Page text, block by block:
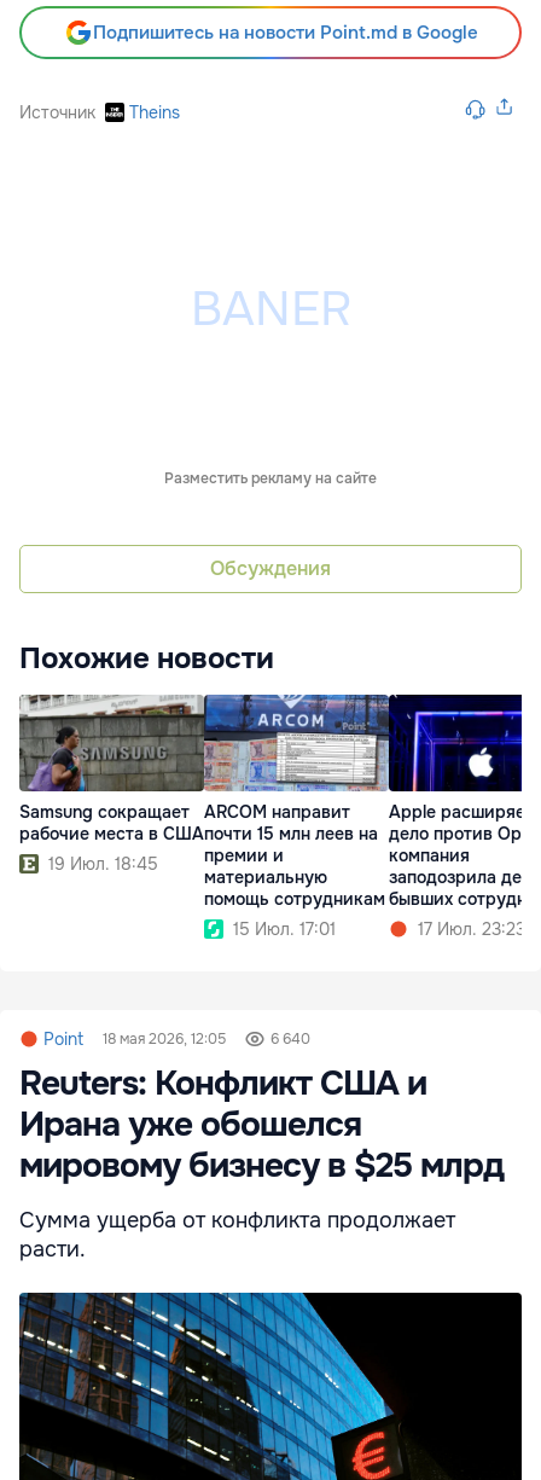
Подпишитесь на новости Point.md в Google
Источник Theins
Разместить рекламу на сайте
Обсуждения
Похожие новости
Samsung сокращает
рабочие места в США
19 Июл. 18:45
ARCOM направит
почти 15 млн леев на
премии и
материальную
помощь сотрудникам
15 Июл. 17:01
Apple расширяет
дело против
компания
заподозрила
бывших
17 Июл. 23:23
Point 18 мая 2026, 12:05 6 640
Reuters: Конфликт США и
Ирана уже обошелся
мировому бизнесу в $25 млрд
Сумма ущерба от конфликта продолжает
расти.